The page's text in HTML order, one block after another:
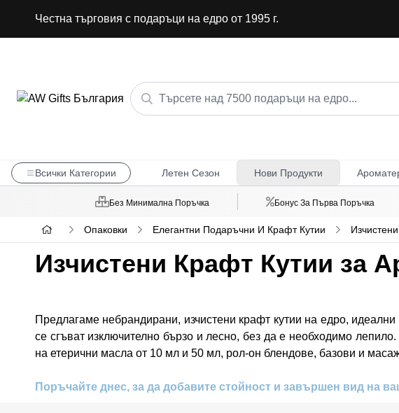
Честна търговия с подаръци на едро от 1995 г.
Всички Категории Летен Сезон Нови Продукти
Без Минимална Поръчка Бонус За Първа Поръчка
Опаковки Елегантни Подаръчни И Крафт Кутии
Изчистени Крафт Кутии за
Предлагаме небрандирани, изчистени крафт кутии на едро,
се сгъват изключително бързо и лесно, без да е необходимо
на етерични масла от 10 мл и 50 мл, рол-он блендове, базови и
Поръчайте днес, за да добавите стойност и завършен вид на